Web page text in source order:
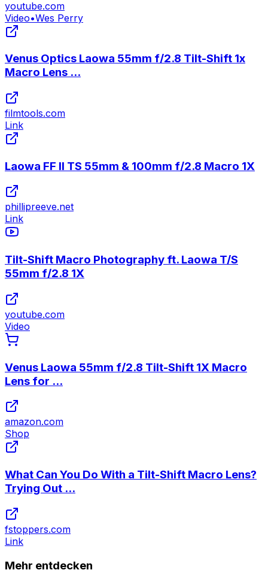
youtube.com
Video•Wes Perry
Venus Optics Laowa 55mm f/2.8 Tilt-Shift 1x
Macro Lens ...
filmtools.com
Link
Laowa FF II TS 55mm & 100mm f/2.8 Macro 1X
phillipreeve.net
Link
Tilt-Shift Macro Photography ft. Laowa T/S
55mm f/2.8 1X
youtube.com
Video
Venus Laowa 55mm f/2.8 Tilt-Shift 1X Macro
Lens for ...
amazon.com
Shop
What Can You Do With a Tilt-Shift Macro Lens?
Trying Out ...
fstoppers.com
Link
Mehr entdecken